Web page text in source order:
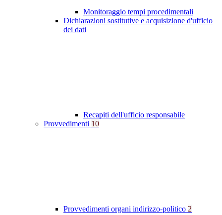
Monitoraggio tempi procedimentali
Dichiarazioni sostitutive e acquisizione d'ufficio
dei dati
Recapiti dell'ufficio responsabile
Provvedimenti 10
Provvedimenti organi indirizzo-politico 2